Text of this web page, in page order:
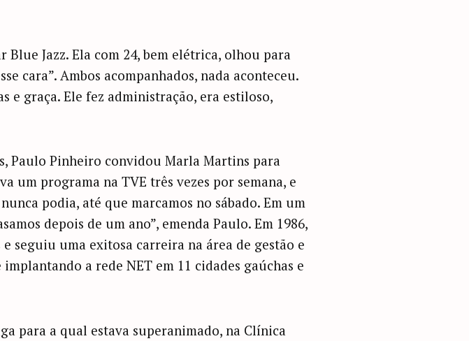
Jazz. Ela com 24, bem elétrica, olhou para
cara”. Ambos acompanhados, nada aconteceu.
e graça. Ele fez administração, era estiloso,
Paulo Pinheiro convidou Marla Martins para
um programa na TVE três vezes por semana, e
podia, até que marcamos no sábado. Em um
depois de um ano”, emenda Paulo. Em 1986,
seguiu uma exitosa carreira na área de gestão e
a rede NET em 11 cidades gaúchas e
para a qual estava superanimado, na Clínica